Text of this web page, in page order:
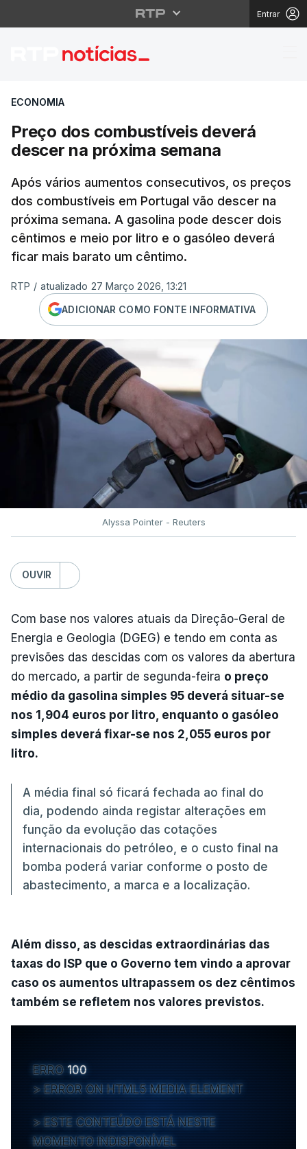
Entrar
Preço dos
ECONOMIA
Preço dos combustíveis deverá
descer na próxima semana
Após vários aumentos consecutivos, os preços
dos combustíveis em Portugal vão descer na
próxima semana. A gasolina pode descer dois
cêntimos e meio por litro e o gasóleo deverá
ficar mais barato um cêntimo.
RTP / atualizado 27 Março 2026, 13:21
ADICIONAR COMO FONTE INFORMATIVA
Alyssa Pointer - Reuters
OUVIR
Com base nos valores atuais da Direção-Geral de
Energia e Geologia (DGEG) e tendo em conta as
previsões das descidas com os valores da abertura
do mercado, a partir de segunda-feira o preço
médio da gasolina simples 95 deverá situar-se
nos 1,904 euros por litro, enquanto o gasóleo
simples deverá fixar-se nos 2,055 euros por
litro.
A média final só ficará fechada ao final do
dia, podendo ainda registar alterações em
função da evolução das cotações
internacionais do petróleo, e o custo final na
bomba poderá variar conforme o posto de
abastecimento, a marca e a localização.
Além disso, as descidas extraordinárias das
taxas do ISP que o Governo tem vindo a aprovar
caso os aumentos ultrapassem os dez cêntimos
também se refletem nos valores previstos.
ERRO 100
ERROR ON HTML5 MEDIA ELEMENT
ESTE CONTEÚDO ESTÁ NESTE
MOMENTO INDISPONÍVEL